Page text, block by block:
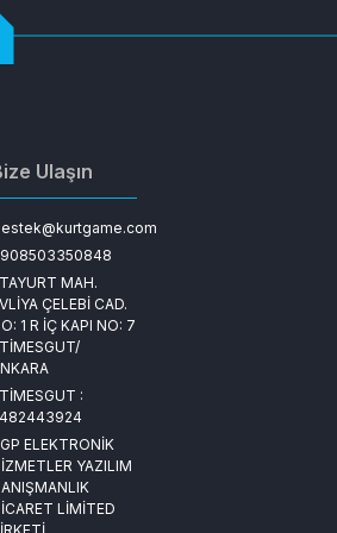
Ulaşın
MAH.
ÇELEBİ CAD.
1 R İÇ KAPI NO: 7
:
ELEKTRONİK
YAZILIM
LİMİTED